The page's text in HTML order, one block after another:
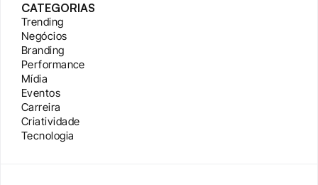
CATEGORIAS
Trending
Negócios
Branding
Performance
Mídia
Eventos
Carreira
Criatividade
Tecnologia